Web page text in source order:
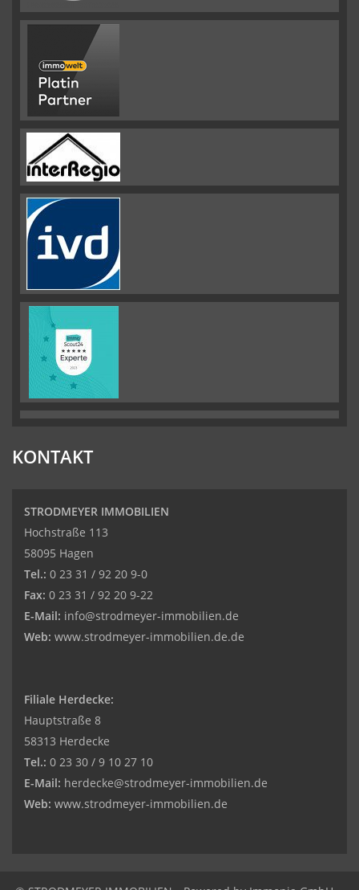
KONTAKT
STRODMEYER IMMOBILIEN
Hochstraße 113
58095 Hagen
Tel.: 0 23 31 / 92 20 9-0
Fax: 0 23 31 / 92 20 9-22
E-Mail: info@strodmeyer-immobilien.de
Web: www.strodmeyer-immobilien.de.de
Filiale Herdecke:
Hauptstraße 8
58313 Herdecke
Tel.: 0 23 30 / 9 10 27 10
E-Mail: herdecke@strodmeyer-immobilien.de
Web: www.strodmeyer-immobilien.de